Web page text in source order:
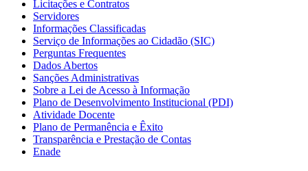
Licitações e Contratos
Servidores
Informações Classificadas
Serviço de Informações ao Cidadão (SIC)
Perguntas Frequentes
Dados Abertos
Sanções Administrativas
Sobre a Lei de Acesso à Informação
Plano de Desenvolvimento Institucional (PDI)
Atividade Docente
Plano de Permanência e Êxito
Transparência e Prestação de Contas
Enade